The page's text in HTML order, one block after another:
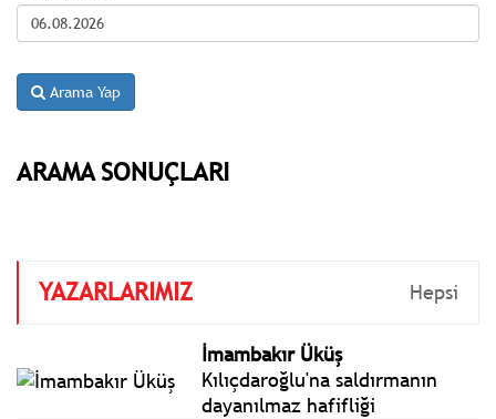
Arama Yap
ARAMA SONUÇLARI
YAZARLARIMIZ Hepsi
İmambakır Üküş
Kılıçdaroğlu'na saldırmanın
dayanılmaz hafifliği